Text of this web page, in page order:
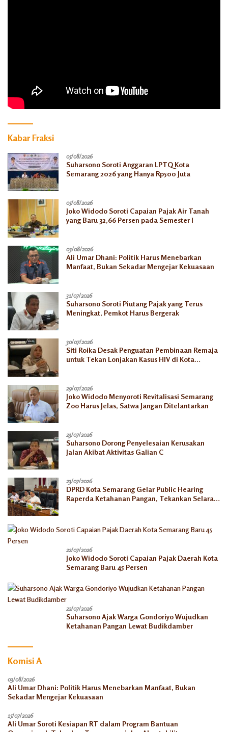
Kabar Fraksi
05/08/2026
Suharsono Soroti Anggaran LPTQ Kota
Semarang 2026 yang Hanya Rp500 Juta
05/08/2026
Joko Widodo Soroti Capaian Pajak Air Tanah
yang Baru 32,66 Persen pada Semester I
03/08/2026
Ali Umar Dhani: Politik Harus Menebarkan
Manfaat, Bukan Sekadar Mengejar Kekuasaan
31/07/2026
Suharsono Soroti Piutang Pajak yang Terus
Meningkat, Pemkot Harus Bergerak
30/07/2026
Siti Roika Desak Penguatan Pembinaan Remaja
untuk Tekan Lonjakan Kasus HIV di Kota
29/07/2026
Joko Widodo Menyoroti Revitalisasi Semarang
Zoo Harus Jelas, Satwa Jangan Ditelantarkan
23/07/2026
Suharsono Dorong Penyelesaian Kerusakan
Jalan Akibat Aktivitas Galian C
23/07/2026
DPRD Kota Semarang Gelar Public Hearing
Raperda Ketahanan Pangan, Tekankan Selaras
22/07/2026
Joko Widodo Soroti Capaian Pajak Daerah Kota
Semarang Baru 45 Persen
22/07/2026
Suharsono Ajak Warga Gondoriyo Wujudkan
Ketahanan Pangan Lewat Budikdamber
Komisi A
03/08/2026
Ali Umar Dhani: Politik Harus Menebarkan Manfaat, Bukan
Sekadar Mengejar Kekuasaan
15/07/2026
Ali Umar Soroti Kesiapan RT dalam Program Bantuan